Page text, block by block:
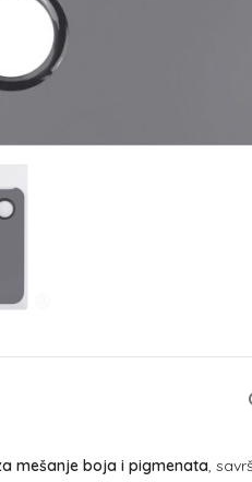
mešanje boja i pigmenata,